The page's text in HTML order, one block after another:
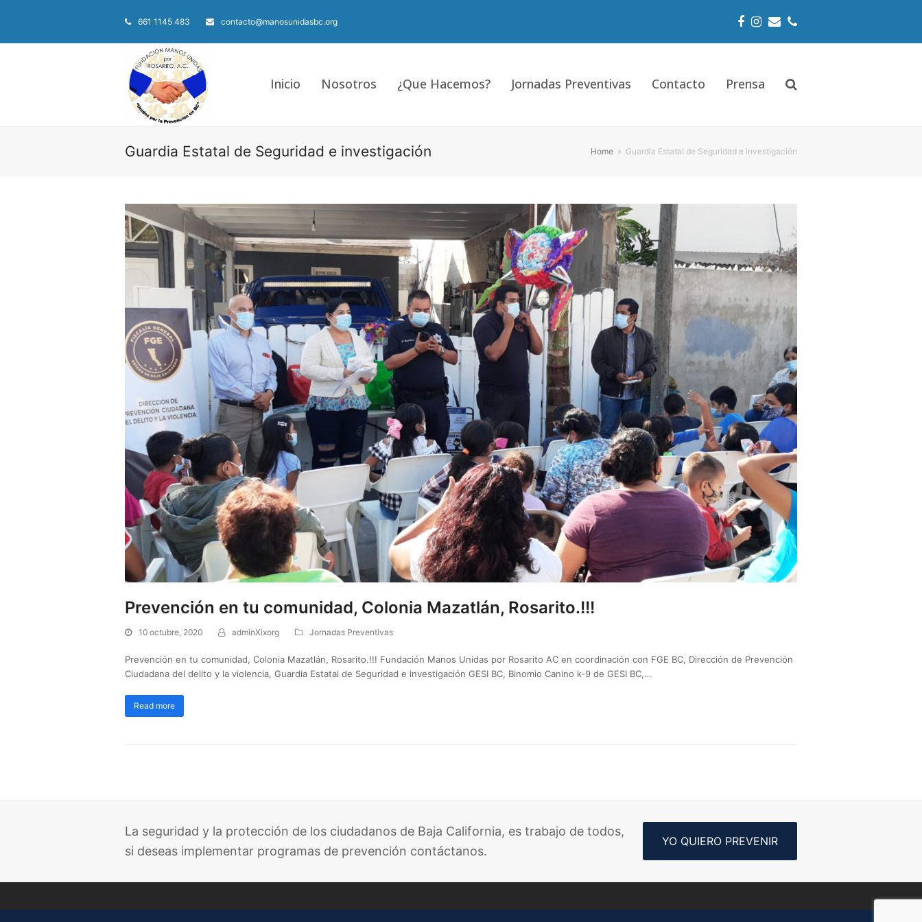
661 1145 483 contacto@manosunidasbc.org Facebook
Instagram
EmailPhone
Inicio Nosotros ¿Que Hacemos? Jornadas Preventivas Contacto Prensa
Guardia Estatal de Seguridad e investigación Home » Guardia Estatal de Seguridad e investigación
Prevención en tu comunidad, Colonia Mazatlán, Rosarito.!!!
10 octubre, 2020 adminXixorg Jornadas Preventivas
Prevención en tu comunidad, Colonia Mazatlán, Rosarito.!!! Fundación Manos Unidas por Rosarito AC en coordinación con FGE BC, Dirección de Prevención
Ciudadana del delito y la violencia, Guardia Estatal de Seguridad e investigación GESI BC, Binomio Canino k-9 de GESI BC,…
Read more
La seguridad y la protección de los ciudadanos de Baja California, es trabajo de todos,
si deseas implementar programas de prevención contáctanos.
YO QUIERO PREVENIR